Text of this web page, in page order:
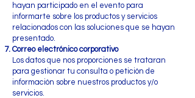
hayan participado en el evento para
informarte sobre los productos y servicios
relacionados con las soluciones que se hayan
presentado.
Correo electrónico corporativo
Los datos que nos proporciones se trataran
para gestionar tu consulta o petición de
información sobre nuestros productos y/o
servicios.